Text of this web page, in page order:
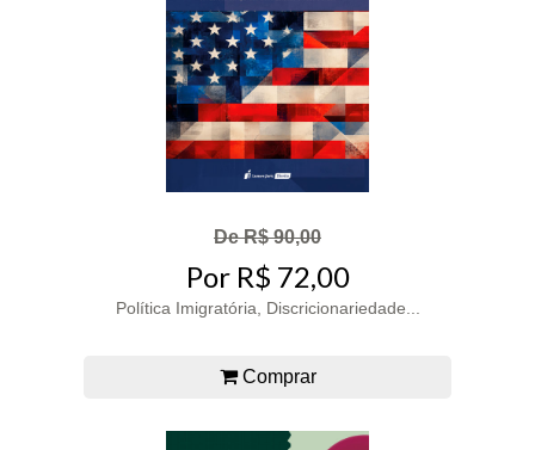
De R$ 90,00
Por R$ 72,00
Política Imigratória, Discricionariedade...
Comprar